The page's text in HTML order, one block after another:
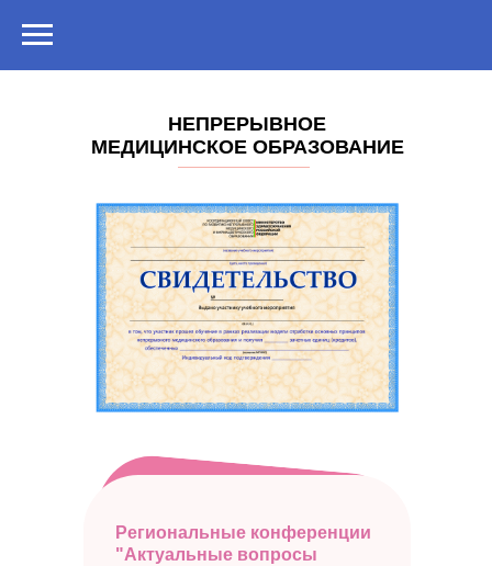
НЕПРЕРЫВНОЕ
МЕДИЦИНСКОЕ ОБРАЗОВАНИЕ
Региональные конференции
"Актуальные вопросы